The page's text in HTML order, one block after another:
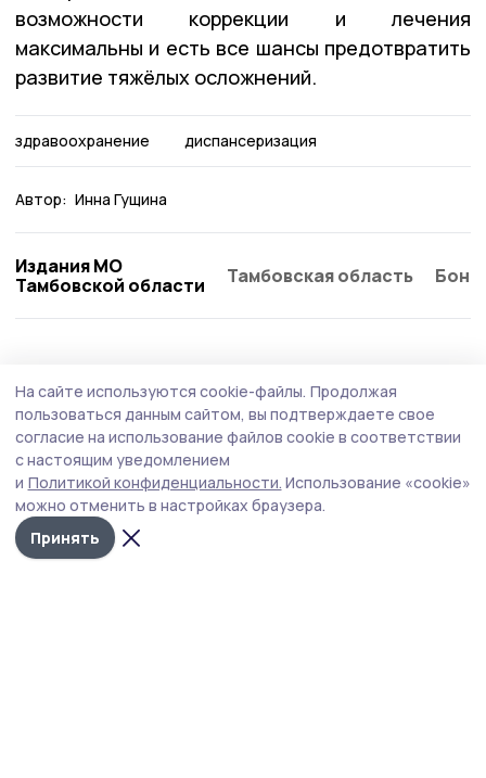
возможности коррекции и лечения
максимальны и есть все шансы предотвратить
развитие тяжёлых осложнений.
здравоохранение диспансеризация
Автор: Инна Гущина
Издания МО
Тамбовской области
Тамбовская область
На сайте используются cookie-файлы. Продолжая
пользоваться данным сайтом, вы подтверждаете свое
согласие на использование файлов cookie в соответствии
с настоящим уведомлением
и Политикой конфиденциальности. Использование «cookie»
можно отменить в настройках браузера.
Принять